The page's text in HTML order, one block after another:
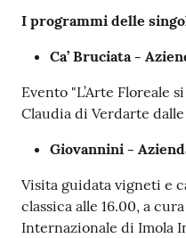
I programmi delle
Ca’ Bruciata -
Evento "L’Arte Floreale
Claudia di Verdarte dalle
Giovannini -
Visita guidata vigneti e
classica alle 16.00, a
Internazionale di Imola